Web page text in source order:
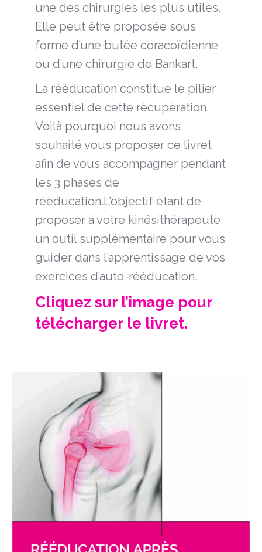
une des chirurgies les plus utiles.
Elle peut être proposée sous
forme d’une butée coracoïdienne
ou d’une chirurgie de Bankart.
La rééducation constitue le pilier
essentiel de cette récupération.
Voilà pourquoi nous avons
souhaité vous proposer ce livret
afin de vous accompagner pendant
les 3 phases de
rééducation.L’objectif étant de
proposer à votre kinésithérapeute
un outil supplémentaire pour vous
guider dans l’apprentissage de vos
exercices d’auto-rééducation.
Cliquez sur l’image pour
télécharger le livret.